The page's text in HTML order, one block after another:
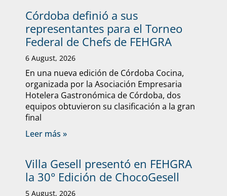
Córdoba definió a sus
representantes para el Torneo
Federal de Chefs de FEHGRA
6 August, 2026
En una nueva edición de Córdoba Cocina,
organizada por la Asociación Empresaria
Hotelera Gastronómica de Córdoba, dos
equipos obtuvieron su clasificación a la gran
final
Leer más »
Villa Gesell presentó en FEHGRA
la 30° Edición de ChocoGesell
5 August, 2026